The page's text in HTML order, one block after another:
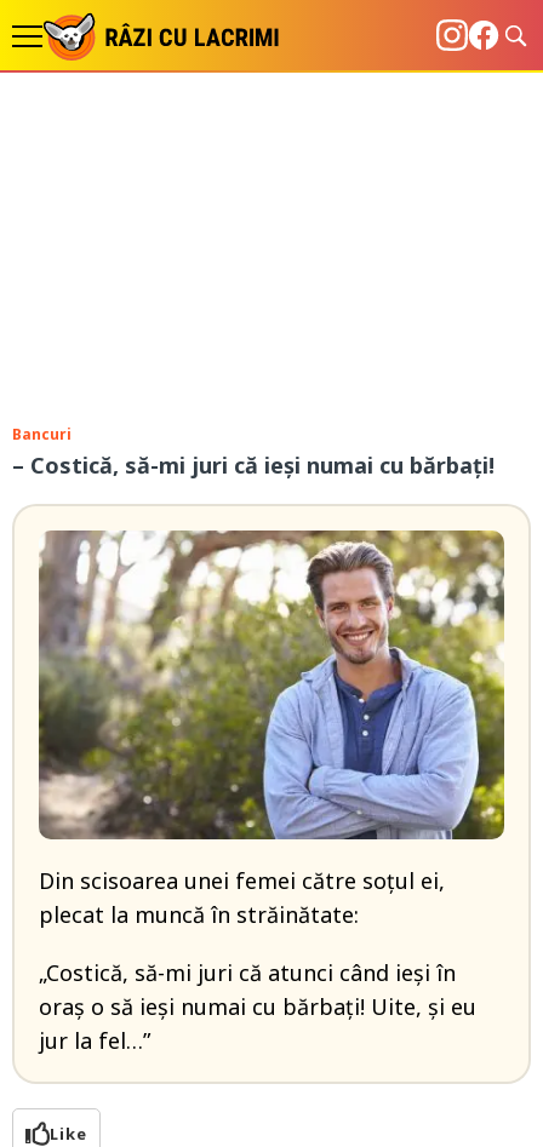
Bancuri
– Costică, să-mi juri că ieși numai cu bărbați!
Din scisoarea unei femei către soțul ei,
plecat la muncă în străinătate:
„Costică, să-mi juri că atunci când ieși în
oraș o să ieși numai cu bărbați! Uite, și eu
jur la fel…”
Like